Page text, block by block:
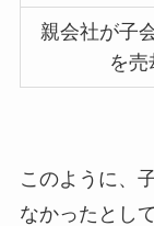
親会社が子
を売
このように、
なかったとし